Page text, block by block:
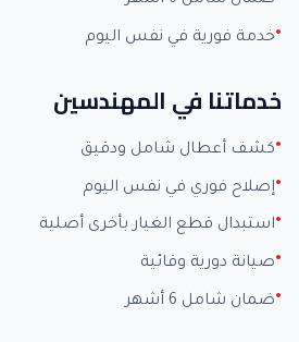
خدمة فورية في نفس اليوم
خدماتنا في المهندسين
كشف أعطال شامل ودقيق
إصلاح فوري في نفس اليوم
استبدال قطع الغيار بأخرى أصلية
صيانة دورية وقائية
ضمان شامل 6 أشهر